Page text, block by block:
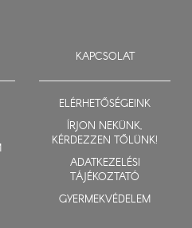
KAPCSOLAT
ELÉRHETŐSÉGEINK
ÍRJON NEKÜNK,
KÉRDEZZEN TŐLÜNK!
ADATKEZELÉSI
TÁJÉKOZTATÓ
GYERMEKVÉDELEM